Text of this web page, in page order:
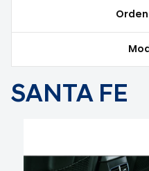
SANTA FE